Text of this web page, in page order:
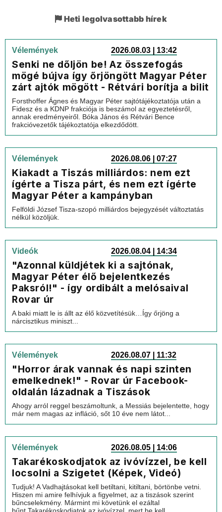
Heti legolvasottabb hírek
Vélemények 2026.08.03 | 13:42
Senki ne dőljön be! Az összefogás
mögé bújva így őrjöngött Magyar Péter
zárt ajtók mögött - Rétvári borítja a bilit
Forsthoffer Ágnes és Magyar Péter sajtótájékoztatója után a
Fidesz és a KDNP frakciója is beszámol az egyeztetésről,
annak eredményeiről. Bóka János és Rétvári Bence
frakcióvezetők tájékoztatója elkezdődött.
Vélemények 2026.08.06 | 07:27
Kiakadt a Tiszás milliárdos: nem ezt
ígérte a Tisza párt, és nem ezt ígérte
Magyar Péter a kampányban
Felföldi József Tisza-szopó milliárdos bejegyzését változtatás
nélkül közöljük.
Videók 2026.08.04 | 14:34
"Azonnal küldjétek ki a sajtónak,
Magyar Péter élő bejelentkezés
Paksról!" - így ordibált a melósaival
Rovar úr
A baki miatt le is állt az élő közvetítésük…Így őrjöng a
nárcisztikus miniszt...
Vélemények 2026.08.07 | 11:32
"Horror árak vannak és napi szinten
emelkednek!" - Rovar úr Facebook-
oldalán lázadnak a Tiszások
Ahogy arról reggel beszámoltunk, a Messiás bejelentette, hogy
már nem magas az infláció, sőt 10 éve nem látot...
Vélemények 2026.08.05 | 14:06
Takarékoskodjatok az ivóvízzel, be kell
locsolni a Szigetet (Képek, Videó)
Tudjuk! A Vadhajtásokat kell betiltani, kitiltani, börtönbe vetni.
Hiszen mi amire felhívjuk a figyelmet, az a tiszások szerint
bűncselekmény. Mármint mi követünk el ezáltal